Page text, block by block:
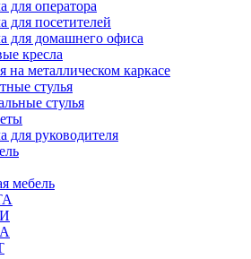
для оператора
для посетителей
для домашнего офиса
кресла
на металлическом каркасе
стулья
стулья
для руководителя
мебель